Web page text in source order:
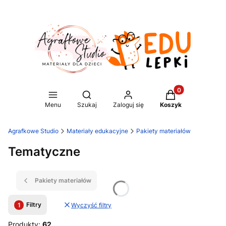
Menu
Otwórz wyszukiwarkę
Szukaj Zaloguj się
Produkty w
Koszyk
Agrafkowe Studio Materiały edukacyjne Pakiety materiałów
Tematyczne
Pakiety materiałów
Filtry Wyczyść filtry
Produkty: 62